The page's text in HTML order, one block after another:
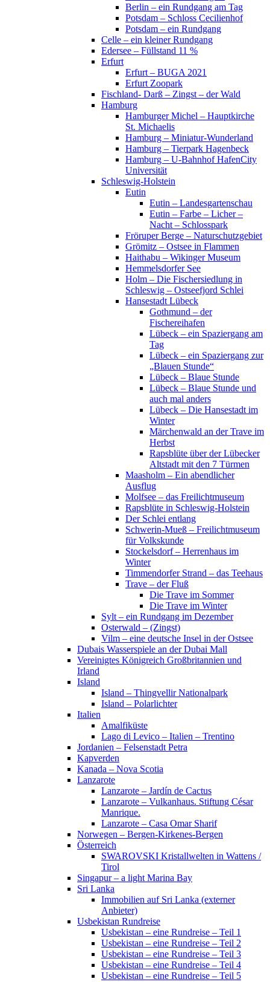
Berlin – ein Rundgang am Tag
Potsdam – Schloss Cecilienhof
Potsdam – ein Rundgang
Celle – ein kleiner Rundgang
Edersee – Füllstand 11 %
Erfurt
Erfurt – BUGA 2021
Erfurt Zoopark
Fischland- Darß – Zingst – der Wald
Hamburg
Hamburger Michel – Hauptkirche
St. Michaelis
Hamburg – Miniatur-Wunderland
Hamburg – Tierpark Hagenbeck
Hamburg – U-Bahnhof HafenCity
Universität
Schleswig-Holstein
Eutin
Eutin – Landesgartenschau
Eutin – Farbe – Licher –
Nacht – Schlosspark
Fröruper Berge – Naturschutzgebiet
Grömitz – Ostsee in Flammen
Haithabu – Wikinger Museum
Hemmelsdorfer See
Holm – Die Fischersiedlung in
Schleswig – Ostseefjord Schlei
Hansestadt Lübeck
Gothmund – der
Fischereihafen
Lübeck – ein Spaziergang am
Tag
Lübeck – ein Spaziergang zur
„Blauen Stunde“
Lübeck – Blaue Stunde
Lübeck – Blaue Stunde und
auch mal anders
Lübeck – Die Hansestadt im
Winter
Märchenwald an der Trave im
Herbst
Rapsblüte über der Lübecker
Altstadt mit den 7 Türmen
Maasholm – Ein abendlicher
Ausflug
Molfsee – das Freilichtmuseum
Rapsblüte in Schleswig-Holstein
Der Schlei entlang
Schwerin-Mueß – Freilichtmuseum
für Volkskunde
Stockelsdorf – Herrenhaus im
Winter
Timmendorfer Strand – das Teehaus
Trave – der Fluß
Die Trave im Sommer
Die Trave im Winter
Sylt – ein Rundgang im Dezember
Osterwald – (Zingst)
Vilm – eine deutsche Insel in der Ostsee
Dubais Wasserspiele an der Dubai Mall
Vereinigtes Königreich Großbritannien und
Irland
Island
Island – Thingvellir Nationalpark
Island – Polarlichter
Italien
Amalfiküste
Lago di Levico – Italien – Trentino
Jordanien – Felsenstadt Petra
Kapverden
Kanada – Nova Scotia
Lanzarote
Lanzarote – Jardín de Cactus
Lanzarote – Vulkanhaus. Stiftung César
Manrique.
Lanzarote – Casa Omar Sharif
Norwegen – Bergen-Kirkenes-Bergen
Österreich
SWAROVSKI Kristallwelten in Wattens /
Tirol
Singapur – a light Marina Bay
Sri Lanka
Immobilien auf Sri Lanka (externer
Anbieter)
Usbekistan Rundreise
Usbekistan – eine Rundreise – Teil 1
Usbekistan – eine Rundreise – Teil 2
Usbekistan – eine Rundreise – Teil 3
Usbekistan – eine Rundreise – Teil 4
Usbekistan – eine Rundreise – Teil 5